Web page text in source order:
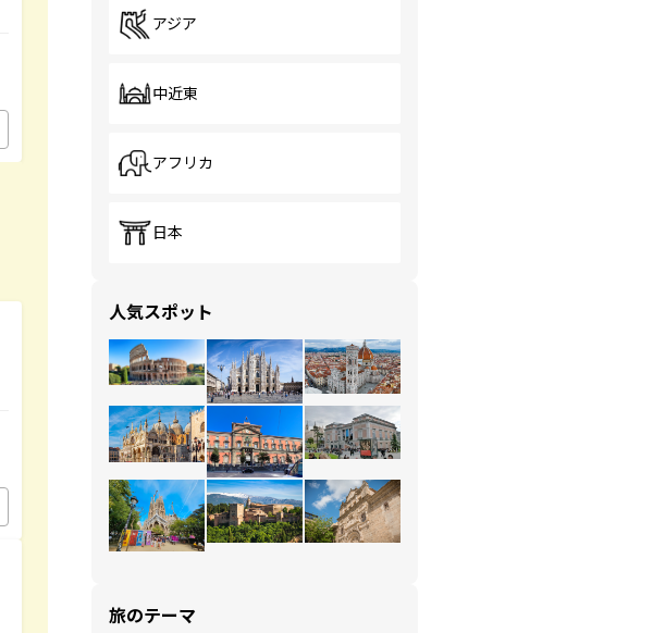
アジア
中近東
アフリカ
日本
人気スポット
旅のテーマ